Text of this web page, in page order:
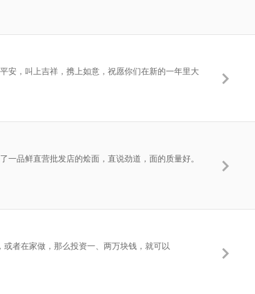
安，叫上吉祥，携上如意，祝愿你们在新的一年里大
品鲜直营批发店的烩面，直说劲道，面的质量好。
者在家做，那么投资一、两万块钱，就可以